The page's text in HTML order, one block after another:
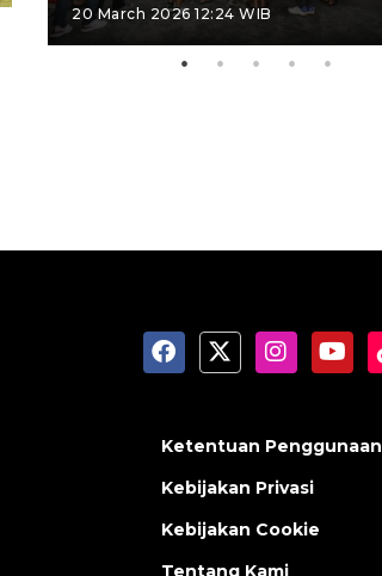
20 March 2026 12:24 WIB
Ketentuan Penggunaan
Kebijakan Privasi
Kebijakan Cookie
Tentang Kami